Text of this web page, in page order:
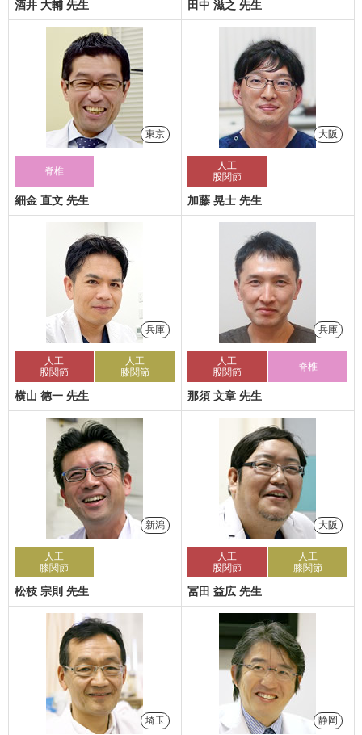
酒井 大輔 先生 田中 滋之 先生
東京
脊椎
細金 直文 先生
大阪
人工
股関節
加藤 晃士 先生
兵庫
人工
股関節
人工
膝関節
横山 徳一 先生
兵庫
人工
股関節
脊椎
那須 文章 先生
新潟
人工
膝関節
松枝 宗則 先生
大阪
人工
股関節
人工
膝関節
冨田 益広 先生
埼玉 静岡